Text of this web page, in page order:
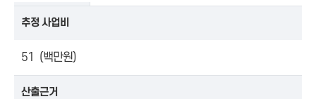
추정 사업비
51 (백만원)
산출근거